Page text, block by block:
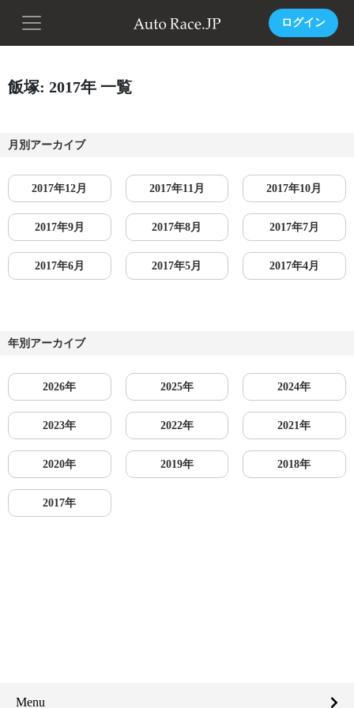
ログイン
飯塚: 2017年 一覧
月別アーカイブ
2017年12月 2017年11月 2017年10月
2017年9月 2017年8月 2017年7月
2017年6月 2017年5月 2017年4月
年別アーカイブ
2026年 2025年 2024年
2023年 2022年 2021年
2020年 2019年 2018年
2017年
Menu